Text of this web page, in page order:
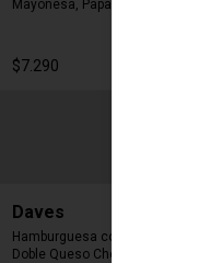
Mayonesa, Papas Fritas Mediana,
$7.290
Daves
Hamburguesa con 1 Carne de 4 Oz,
Doble Queso Cheddar, Lechuga,